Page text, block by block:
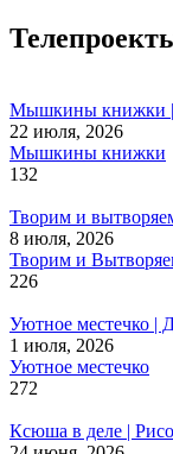
Мышкины книжки |
22 июля, 2026
Мышкины книжки
132
Творим и
8 июля, 2026
Творим и
226
Уютное местечко |
1 июля, 2026
Уютное местечко
272
Ксюша в деле |